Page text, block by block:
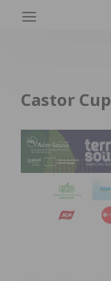
Castor Cup